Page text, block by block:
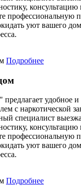
профессиональную
уют вашего
Подробнее
удобное
с наркотической
специалист
профессиональную
уют вашего
Подробнее